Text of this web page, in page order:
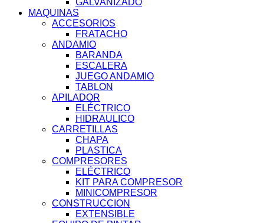
GALVANIZADO
MAQUINAS
ACCESORIOS
FRATACHO
ANDAMIO
BARANDA
ESCALERA
JUEGO ANDAMIO
TABLON
APILADOR
ELÉCTRICO
HIDRAULICO
CARRETILLAS
CHAPA
PLASTICA
COMPRESORES
ELÉCTRICO
KIT PARA COMPRESOR
MINICOMPRESOR
CONSTRUCCION
EXTENSIBLE